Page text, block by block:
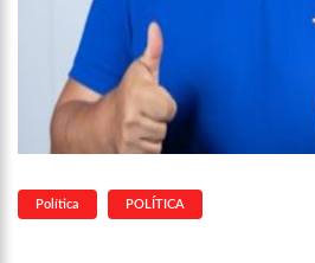
Política POLÍTICA